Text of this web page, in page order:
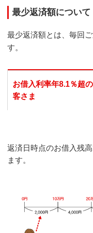
最少返済額について
最少返済額とは、毎回
す。
お借入利率年8.1％超
客さま
返済日時点のお借入残高
ます。